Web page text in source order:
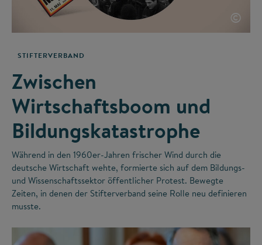
©
STIFTERVERBAND
Zwischen
Wirtschaftsboom und
Bildungskatastrophe
Während in den 1960er-Jahren frischer Wind durch die
deutsche Wirtschaft wehte, formierte sich auf dem Bildungs-
und Wissenschaftssektor öffentlicher Protest. Bewegte
Zeiten, in denen der Stifterverband seine Rolle neu definieren
musste.